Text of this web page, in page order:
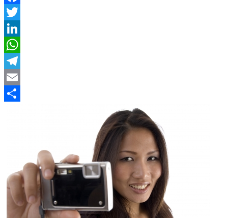
Facebook
Twitter
LinkedIn
WhatsApp
Telegram
Email